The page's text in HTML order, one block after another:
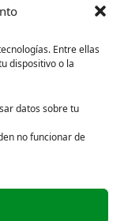
Entre ellas
dispositivo o la
datos sobre tu
no funcionar de